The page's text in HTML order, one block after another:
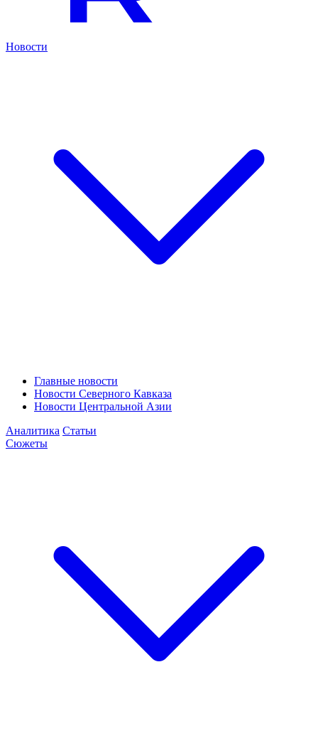
Новости
Главные новости
Новости Северного Кавказа
Новости Центральной Азии
Аналитика Статьи
Сюжеты